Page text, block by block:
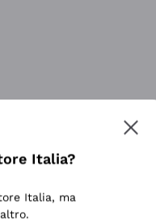
Italia?
Italia, ma